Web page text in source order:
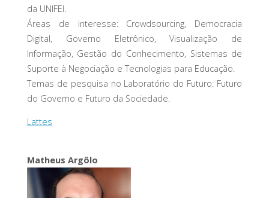
da UNIFEI.
Áreas de interesse: Crowdsourcing, Democracia
Digital, Governo Eletrônico, Visualização de
Informação, Gestão do Conhecimento, Sistemas de
Suporte à Negociação e Tecnologias para Educação.
Temas de pesquisa no Laboratório do Futuro: Futuro
do Governo e Futuro da Sociedade.
Lattes
Matheus Argôlo